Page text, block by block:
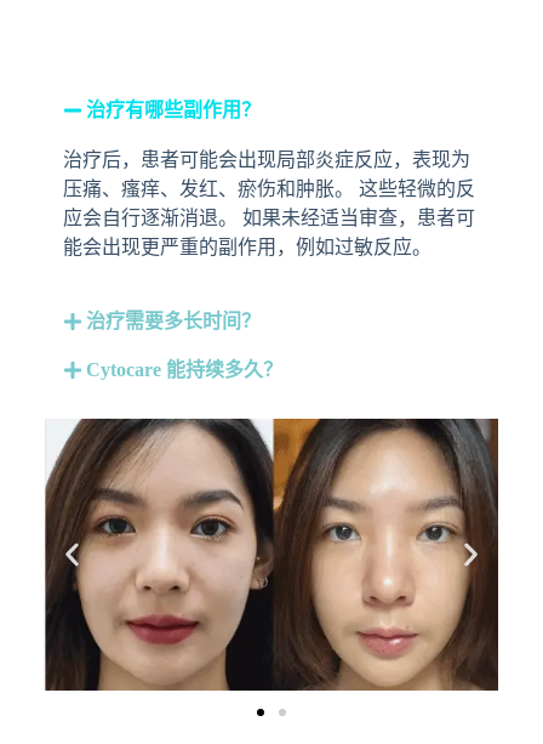
治疗有哪些副作用？
治疗后，患者可能会出现局部炎症反应，表现为
压痛、瘙痒、发红、瘀伤和肿胀。 这些轻微的反
应会自行逐渐消退。 如果未经适当审查，患者可
能会出现更严重的副作用，例如过敏反应。
治疗需要多长时间？
Cytocare 能持续多久？